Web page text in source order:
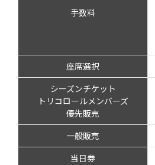
手数料
座席選択
シーズンチケット
トリコロールメンバーズ
優先販売
一般販売
当日券